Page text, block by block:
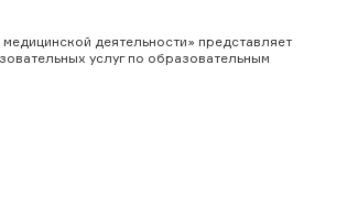
деятельности» представляет
услуг по образовательным